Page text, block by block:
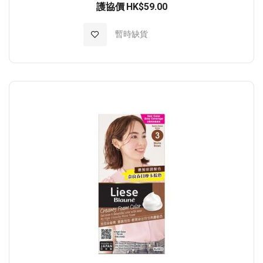
護協價 HK$59.00
暫時缺貨
加入至願望清單